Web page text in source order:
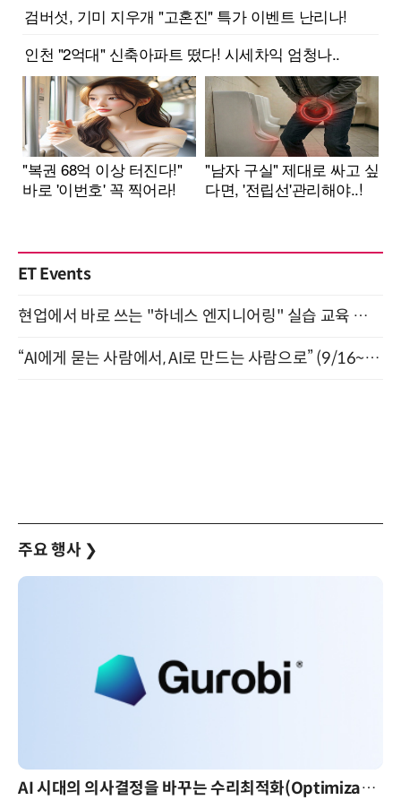
ET Events
현업에서 바로 쓰는 "하네스 엔지니어링" 실습 교육 워크숍 8월 20일 개최
“AI에게 묻는 사람에서, AI로 만드는 사람으로” (9/16~17)
주요 행사 ❯
AI 시대의 의사결정을 바꾸는 수리최적화(Optimization): 실제 산업 적용 사례와 활용 전략